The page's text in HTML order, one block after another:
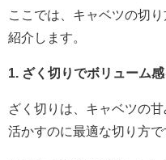
ここでは、キャベツの切
紹介します。
1. ざく切りでボリューム
ざく切りは、キャベツの
活かすのに最適な切り方で